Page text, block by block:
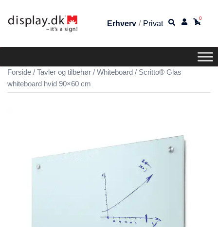
Erhverv / Privat
0
Forside / Tavler og tilbehør / Whiteboard / Scritto® Glas
whiteboard hvid 90×60 cm